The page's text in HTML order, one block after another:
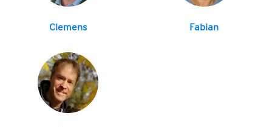
Clemens Fabian